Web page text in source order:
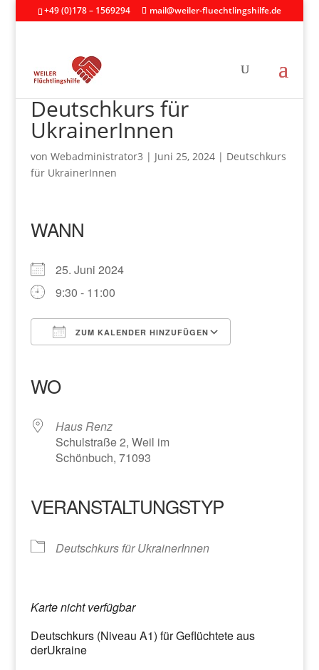
+49 (0)178 – 1569294 mail@weiler-fluechtlingshilfe.de
Deutschkurs für
UkrainerInnen
von Webadministrator3 | Juni 25, 2024| Deutschkurs
für UkrainerInnen
WANN
25. Juni 2024
9:30 - 11:00
ZUM KALENDER HINZUFÜGEN
WO
Haus Renz
Schulstraße 2, Weil im
Schönbuch, 71093
VERANSTALTUNGSTYP
Deutschkurs für UkrainerInnen
Karte nicht verfügbar
Deutschkurs (Niveau A1) für Geflüchtete aus
derUkraine